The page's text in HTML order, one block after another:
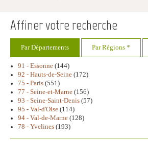
Affiner votre recherche
Par Départements Par Régions *
91 - Essonne (144)
92 - Hauts-de-Seine (172)
75 - Paris (551)
77 - Seine-et-Marne (156)
93 - Seine-Saint-Denis (57)
95 - Val-d'Oise (114)
94 - Val-de-Marne (128)
78 - Yvelines (193)